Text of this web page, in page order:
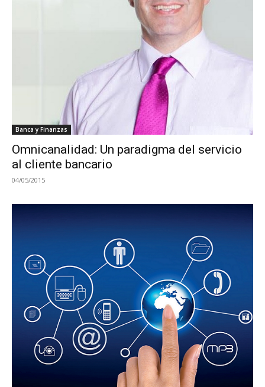
Banca y Finanzas
Omnicanalidad: Un paradigma del servicio
al cliente bancario
04/05/2015